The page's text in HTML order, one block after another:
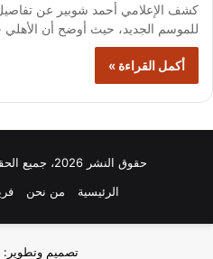
كشف الإعلامي أحمد شوبير عن تفاصيل
للموسم الجديد، حيث أوضح أن الأهلي حدد يوم 22
أكمل القراءة »
حقوق النشر 2026، جميع الحقوق محفوظة © نبأ مصر
الرئيسية
من نحن
تصميم وتطوير: